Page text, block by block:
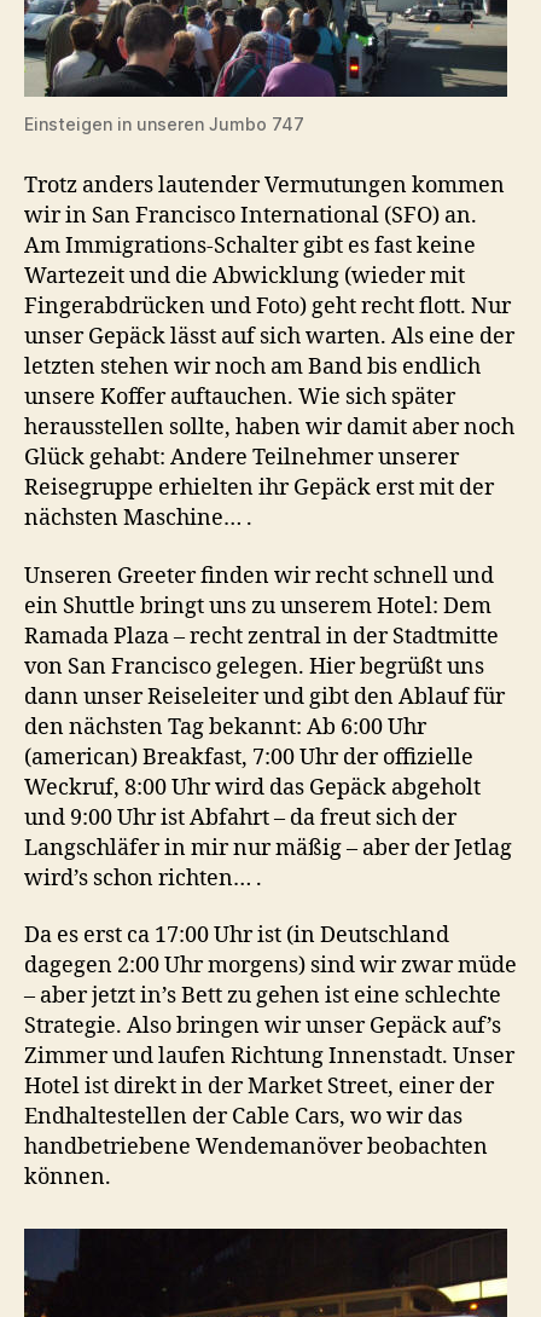
Einsteigen in unseren Jumbo 747
Trotz anders lautender Vermutungen kommen
wir in San Francisco International (SFO) an.
Am Immigrations-Schalter gibt es fast keine
Wartezeit und die Abwicklung (wieder mit
Fingerabdrücken und Foto) geht recht flott. Nur
unser Gepäck lässt auf sich warten. Als eine der
letzten stehen wir noch am Band bis endlich
unsere Koffer auftauchen. Wie sich später
herausstellen sollte, haben wir damit aber noch
Glück gehabt: Andere Teilnehmer unserer
Reisegruppe erhielten ihr Gepäck erst mit der
nächsten Maschine… .
Unseren Greeter finden wir recht schnell und
ein Shuttle bringt uns zu unserem Hotel: Dem
Ramada Plaza – recht zentral in der Stadtmitte
von San Francisco gelegen. Hier begrüßt uns
dann unser Reiseleiter und gibt den Ablauf für
den nächsten Tag bekannt: Ab 6:00 Uhr
(american) Breakfast, 7:00 Uhr der offizielle
Weckruf, 8:00 Uhr wird das Gepäck abgeholt
und 9:00 Uhr ist Abfahrt – da freut sich der
Langschläfer in mir nur mäßig – aber der Jetlag
wird’s schon richten… .
Da es erst ca 17:00 Uhr ist (in Deutschland
dagegen 2:00 Uhr morgens) sind wir zwar müde
– aber jetzt in’s Bett zu gehen ist eine schlechte
Strategie. Also bringen wir unser Gepäck auf’s
Zimmer und laufen Richtung Innenstadt. Unser
Hotel ist direkt in der Market Street, einer der
Endhaltestellen der Cable Cars, wo wir das
handbetriebene Wendemanöver beobachten
können.